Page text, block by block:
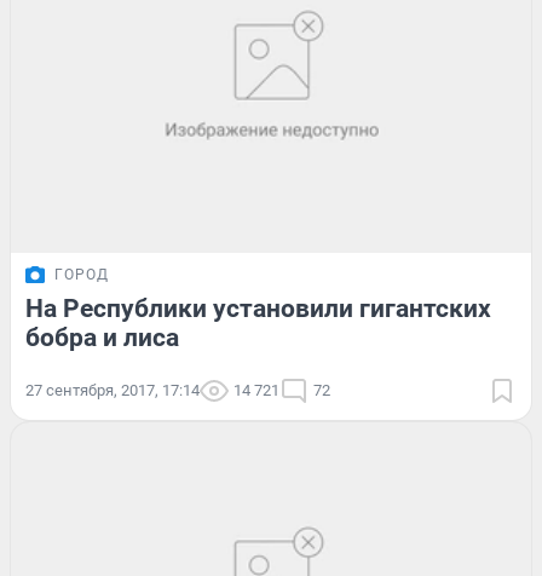
ГОРОД
На Республики установили гигантских
бобра и лиса
27 сентября, 2017, 17:14 14 721 72